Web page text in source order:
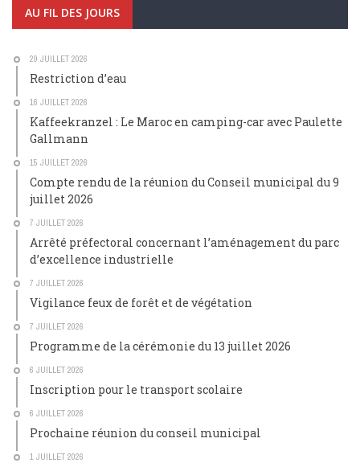
AU FIL DES JOURS
29 JUILLET 2026
Restriction d’eau
16 JUILLET 2026
Kaffeekranzel : Le Maroc en camping-car avec Paulette
Gallmann
15 JUILLET 2026
Compte rendu de la réunion du Conseil municipal du 9
juillet 2026
7 JUILLET 2026
Arrêté préfectoral concernant l’aménagement du parc
d’excellence industrielle
7 JUILLET 2026
Vigilance feux de forêt et de végétation
7 JUILLET 2026
Programme de la cérémonie du 13 juillet 2026
6 JUILLET 2026
Inscription pour le transport scolaire
6 JUILLET 2026
Prochaine réunion du conseil municipal
1 JUILLET 2026